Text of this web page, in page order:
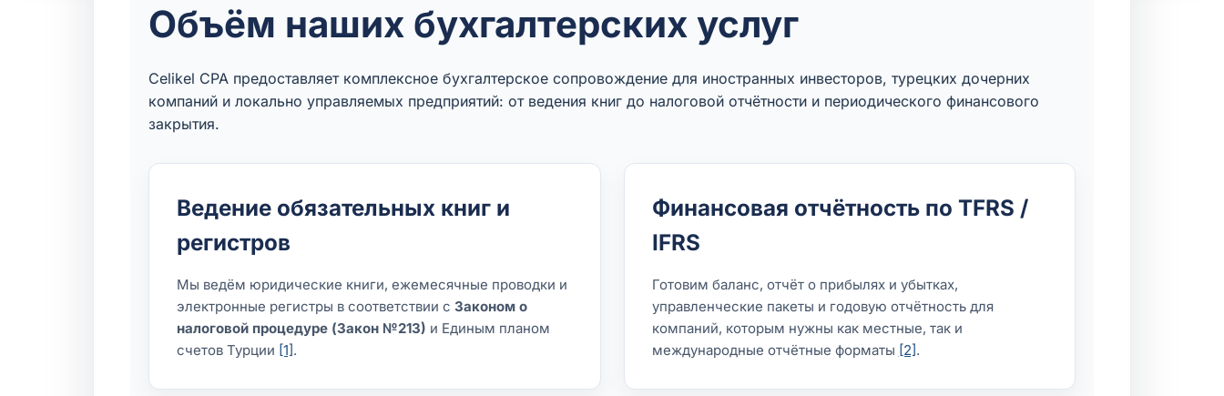
Объём наших бухгалтерских услуг
Celikel CPA предоставляет комплексное бухгалтерское сопровождение для иностранных инвесторов, турецких дочерних
компаний и локально управляемых предприятий: от ведения книг до налоговой отчётности и периодического финансового
закрытия.
Ведение обязательных книг и
регистров
Мы ведём юридические книги, ежемесячные проводки и
электронные регистры в соответствии с Законом о
налоговой процедуре (Закон №213) и Единым планом
счетов Турции [1].
Финансовая отчётность по TFRS /
IFRS
Готовим баланс, отчёт о прибылях и убытках,
управленческие пакеты и годовую отчётность для
компаний, которым нужны как местные, так и
международные отчётные форматы [2].